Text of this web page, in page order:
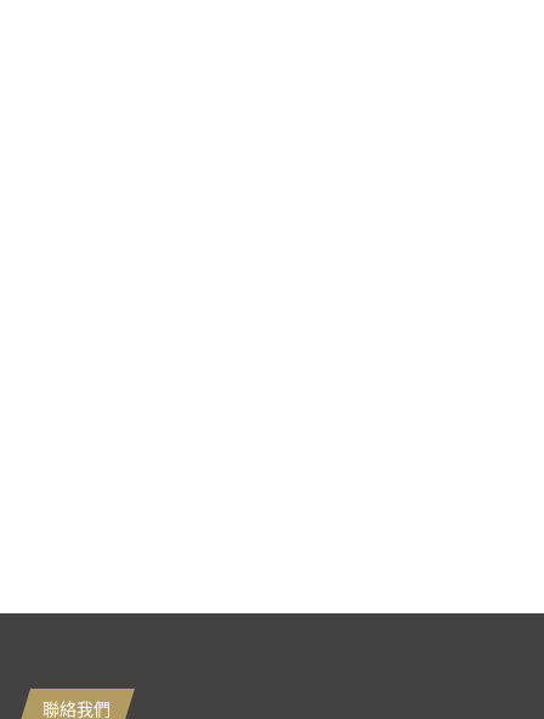
聯絡我們